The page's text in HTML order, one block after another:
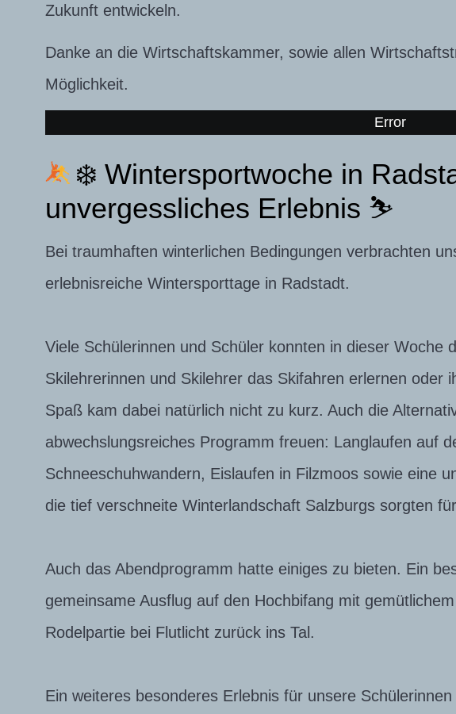
Zukunft entwickeln.
Danke an die Wirtschaftskammer, sowie allen
Möglichkeit.
Error
❄️ Wintersportwoche in
unvergessliches Erlebnis ⛷️
Bei traumhaften winterlichen Bedingungen verbrachten
erlebnisreiche Wintersporttage in Radstadt.
Viele Schülerinnen und Schüler konnten in dieser Woche
Skilehrerinnen und Skilehrer das Skifahren erlernen oder
Spaß kam dabei natürlich nicht zu kurz. Auch die
abwechslungsreiches Programm freuen: Langlaufen auf
Schneeschuhwandern, Eislaufen in Filzmoos sowie eine
die tief verschneite Winterlandschaft Salzburgs sorgten
Auch das Abendprogramm hatte einiges zu bieten. Ein
gemeinsame Ausflug auf den Hochbifang mit
Rodelpartie bei Flutlicht zurück ins Tal.
Ein weiteres besonderes Erlebnis für unsere